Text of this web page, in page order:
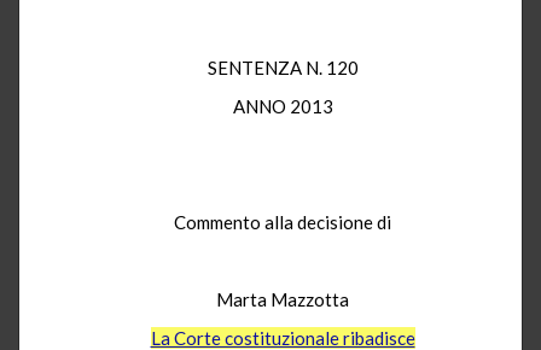
SENTENZA N. 120
ANNO 2013
Commento alla decisione di
Marta Mazzotta
La Corte costituzionale ribadisce